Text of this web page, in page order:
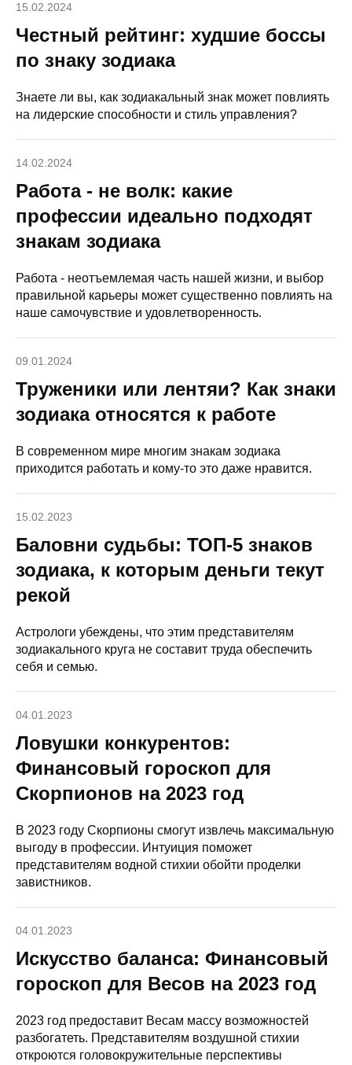
15.02.2024
Честный рейтинг: худшие боссы
по знаку зодиака
Знаете ли вы, как зодиакальный знак может повлиять
на лидерские способности и стиль управления?
14.02.2024
Работа - не волк: какие
профессии идеально подходят
знакам зодиака
Работа - неотъемлемая часть нашей жизни, и выбор
правильной карьеры может существенно повлиять на
наше самочувствие и удовлетворенность.
09.01.2024
Труженики или лентяи? Как знаки
зодиака относятся к работе
В современном мире многим знакам зодиака
приходится работать и кому-то это даже нравится.
15.02.2023
Баловни судьбы: ТОП-5 знаков
зодиака, к которым деньги текут
рекой
Астрологи убеждены, что этим представителям
зодиакального круга не составит труда обеспечить
себя и семью.
04.01.2023
Ловушки конкурентов:
Финансовый гороскоп для
Скорпионов на 2023 год
В 2023 году Скорпионы смогут извлечь максимальную
выгоду в профессии. Интуиция поможет
представителям водной стихии обойти проделки
завистников.
04.01.2023
Искусство баланса: Финансовый
гороскоп для Весов на 2023 год
2023 год предоставит Весам массу возможностей
разбогатеть. Представителям воздушной стихии
откроются головокружительные перспективы